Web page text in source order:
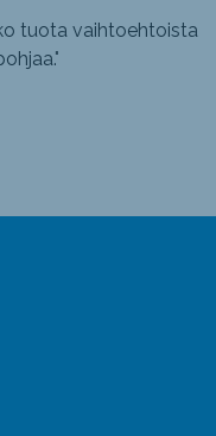
tuota vaihtoehtoista
"